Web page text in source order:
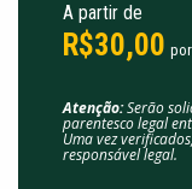
A partir de
R$30,00
Atenção:Serão
parentesco legal
Uma vez
responsável legal.